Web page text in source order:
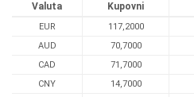
Valuta Kupovni
EUR 117,2000
AUD
70,7000
CAD
71,7000
CNY
14,7000